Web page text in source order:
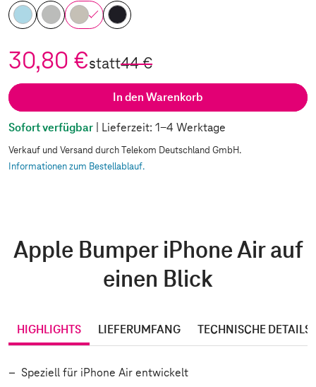
30,80 €statt44 €
In den Warenkorb
Sofort verfügbar | Lieferzeit: 1-4 Werktage
Verkauf und Versand durch Telekom Deutschland GmbH.
Informationen zum Bestellablauf.
Apple Bumper iPhone Air auf
einen Blick
HIGHLIGHTS LIEFERUMFANG TECHNISCHE DETAILS
Speziell für iPhone Air entwickelt